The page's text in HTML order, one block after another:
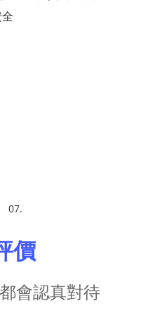
07.
價
會認真對待